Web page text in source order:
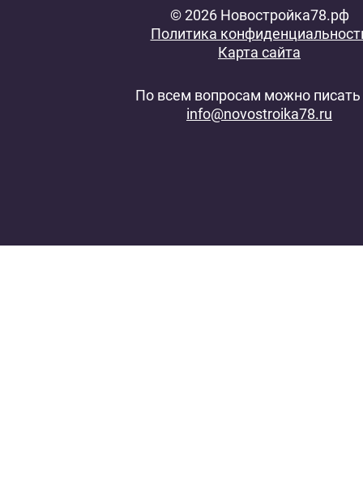
© 2026 Новостройка78.рф
Политика
Карта сайта
По всем вопросам можно писать
info@novostroika78.ru